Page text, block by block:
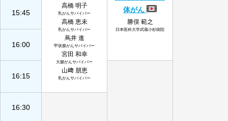
高橋 明子
乳がんサバイバー
高橋 恵未
乳がんサバイバー
蔦井 進
甲状腺がんサバイバー
宮田 和幸
大腸がんサバイバー
山﨑 朋恵
乳がんサバイバー
体がん
勝俣 範之
日本医科大学武蔵小杉病院
15:45
16:00
16:15
16:30